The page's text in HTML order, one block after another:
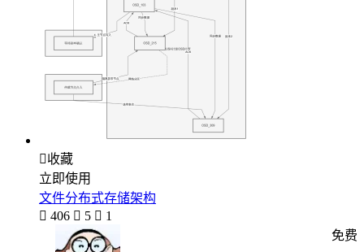
收藏
立即使用
文件分布式存储架构
 406  5  1
免费